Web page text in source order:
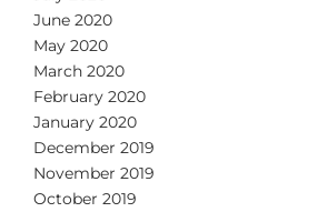
June 2020
May 2020
March 2020
February 2020
January 2020
December 2019
November 2019
October 2019